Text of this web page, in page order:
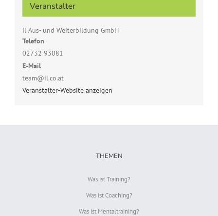
Veranstalter
il Aus- und Weiterbildung GmbH
Telefon
02732 93081
E-Mail
team@il.co.at
Veranstalter-Website anzeigen
THEMEN
Was ist Training?
Was ist Coaching?
Was ist Mentaltraining?